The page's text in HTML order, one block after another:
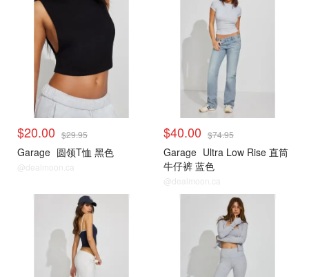
$20.00 $29.95
Garage 圆领T恤 黑色
@dealmoon.ca
$40.00 $74.95
Garage Ultra Low Rise 直筒
牛仔裤 蓝色
@dealmoon.ca